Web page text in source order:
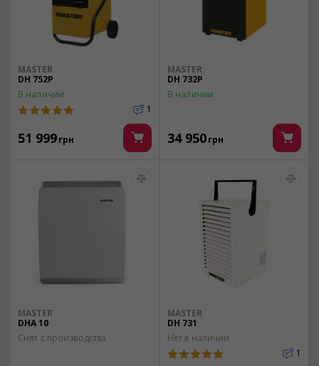
MASTER
DH 752P
В наличии
1
51 999грн
MASTER
DH 732P
В наличии
34 950грн
MASTER
DHA 10
Снят с производства
MASTER
DH 731
Нет в наличии
1